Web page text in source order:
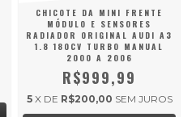
CHICOTE DA MINI FRENTE
MÓDULO E SENSORES
RADIADOR ORIGINAL AUDI A3
1.8 180CV TURBO MANUAL
2000 A 2006
R$999,99
5 X DE R$200,00 SEM JUROS